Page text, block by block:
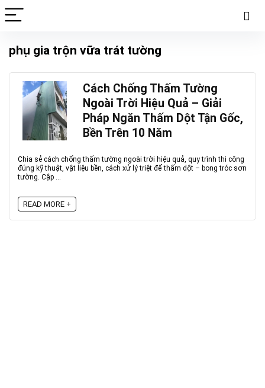
phụ gia trộn vữa trát tường
Cách Chống Thấm Tường
Ngoài Trời Hiệu Quả – Giải
Pháp Ngăn Thấm Dột Tận Gốc,
Bền Trên 10 Năm
Chia sẻ cách chống thấm tường ngoài trời hiệu quả, quy trình thi công
đúng kỹ thuật, vật liệu bền, cách xử lý triệt để thấm dột – bong tróc sơn
tường. Cập ...
READ MORE +